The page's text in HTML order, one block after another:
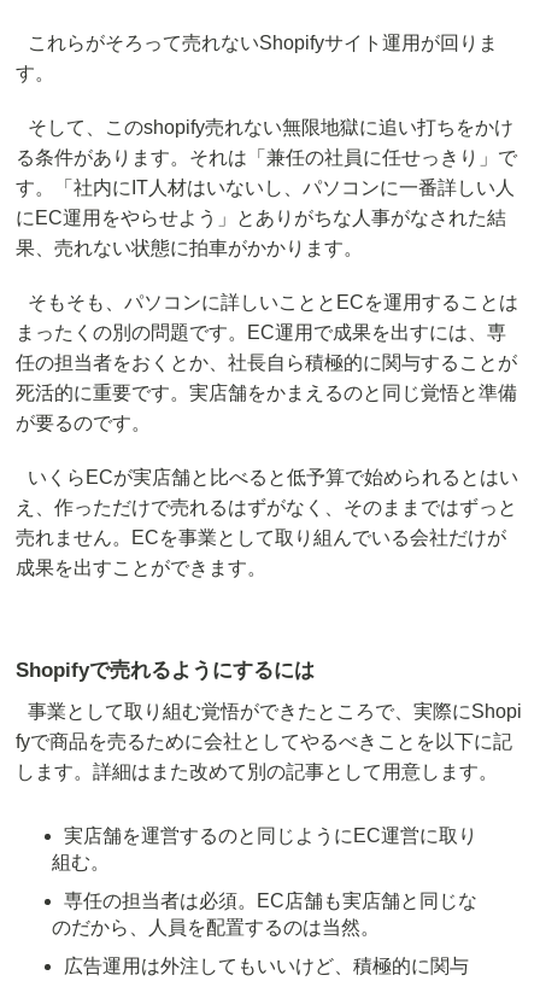
これらがそろって売れないShopifyサイト運用が回りま
す。
そして、このshopify売れない無限地獄に追い打ちをかけ
る条件があります。それは「兼任の社員に任せっきり」で
す。「社内にIT人材はいないし、パソコンに一番詳しい人
にEC運用をやらせよう」とありがちな人事がなされた結
果、売れない状態に拍車がかかります。
そもそも、パソコンに詳しいこととECを運用することは
まったくの別の問題です。EC運用で成果を出すには、専
任の担当者をおくとか、社長自ら積極的に関与することが
死活的に重要です。実店舗をかまえるのと同じ覚悟と準備
が要るのです。
いくらECが実店舗と比べると低予算で始められるとはい
え、作っただけで売れるはずがなく、そのままではずっと
売れません。ECを事業として取り組んでいる会社だけが
成果を出すことができます。
Shopifyで売れるようにするには
事業として取り組む覚悟ができたところで、実際にShopi
fyで商品を売るために会社としてやるべきことを以下に記
します。詳細はまた改めて別の記事として用意します。
実店舗を運営するのと同じようにEC運営に取り
組む。
専任の担当者は必須。EC店舗も実店舗と同じな
のだから、人員を配置するのは当然。
広告運用は外注してもいいけど、積極的に関与